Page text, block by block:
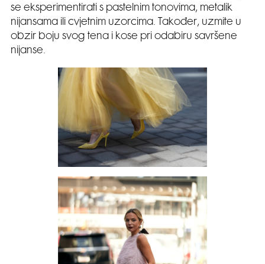
se eksperimentirati s pastelnim tonovima, metalik
nijansama ili cvjetnim uzorcima. Također, uzmite u
obzir boju svog tena i kose pri odabiru savršene
nijanse.